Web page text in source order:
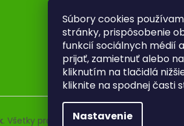
Súbory cookies
stránky, prispôsobenie
funkcií sociálnych médií
prijať, zamietnuť alebo
kliknutím na tlačidlá
kliknite na spodnej časti
Nastavenie
. Všetky práva vyhradené.Upraviť